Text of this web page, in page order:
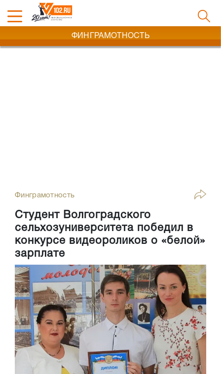
ФИНГРАМОТНОСТЬ
Финграмотность
Студент Волгоградского
сельхозуниверситета победил в
конкурсе видеороликов о «белой»
зарплате